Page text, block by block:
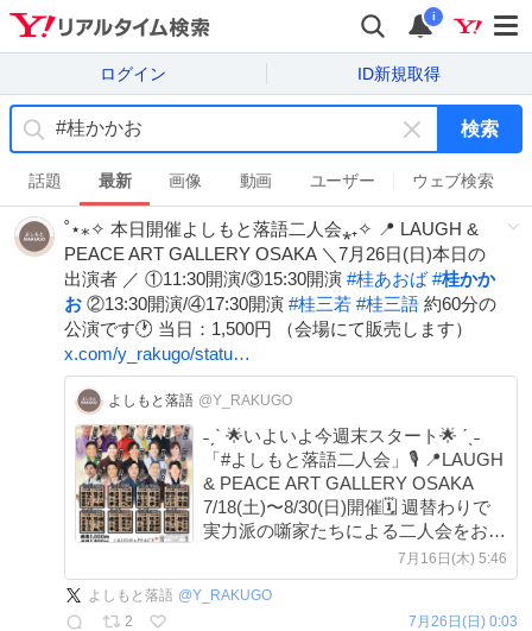
i
ログイン ID新規取得
キ
ー
ワ
ー
ド
を
消
す
検索
話題 最新 画像 動画 ユーザー ウェブ検索
˚⋆⁎✧ 本日開催よしもと落語二人会⁎₊✧ 📍 LAUGH &
PEACE ART GALLERY OSAKA ＼7月26日(日)本日の
出演者 ／ ①11:30開演/③15:30開演 #桂あおば #桂かか
お ②13:30開演/④17:30開演 #桂三若 #桂三語 約60分の
公演です🕐 当日：1,500円 （会場にて販売します）
x.com/y_rakugo/statu…
よしもと落語 @Y_RAKUGO
˗ˏˋ 🌟いよいよ今週末スタート🌟 ˊˎ˗
「#よしもと落語二人会」🎙️ 📍LAUGH
& PEACE ART GALLERY OSAKA
7/18(土)〜8/30(日)開催🗓️ 週替わりで
実力派の噺家たちによる二人会をお届
さい☀️ チケット購入はこちら🎫
→x.gd/9h9Yv
7月16日(木) 5:46
よしもと落語 @Y_RAKUGO
2
7月26日(日) 0:03